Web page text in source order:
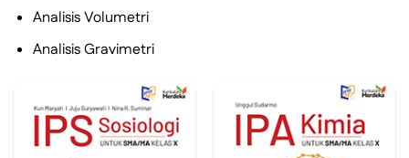
Analisis Volumetri
Analisis Gravimetri